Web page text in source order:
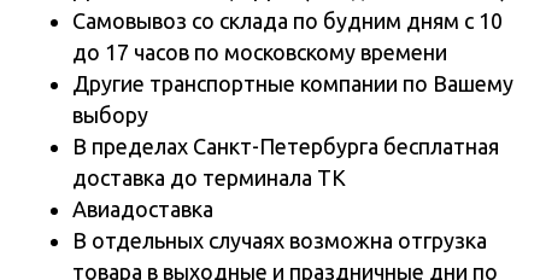
Самовывоз со склада по будним дням с 10
до 17 часов по московскому времени
Другие транспортные компании по Вашему
выбору
В пределах Санкт-Петербурга бесплатная
доставка до терминала ТК
Авиадоставка
В отдельных случаях возможна отгрузка
товара в выходные и праздничные дни по